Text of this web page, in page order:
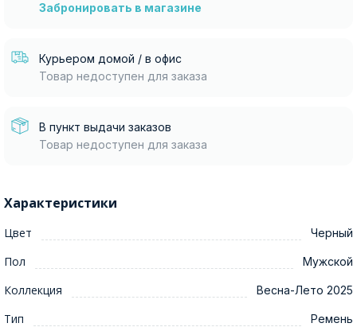
Забронировать в магазине
Курьером домой / в офис
Товар недоступен для заказа
В пункт выдачи заказов
Товар недоступен для заказа
Характеристики
Цвет Черный
Пол Мужской
Коллекция Весна-Лето 2025
Тип Ремень